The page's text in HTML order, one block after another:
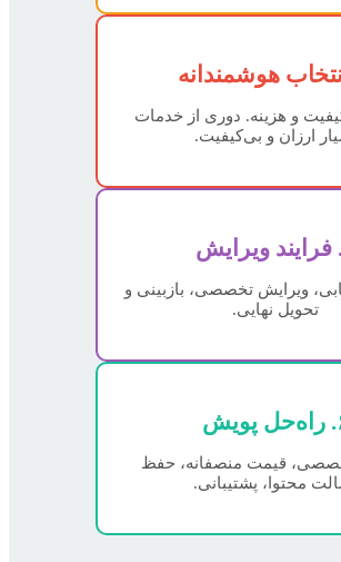
و هزینه. دوری از خدمات
ارزان و بی‌کیفیت.
ویرایش تخصصی، بازبینی و
تحویل نهایی.
قیمت منصفانه، حفظ
محتوا، پشتیبانی.